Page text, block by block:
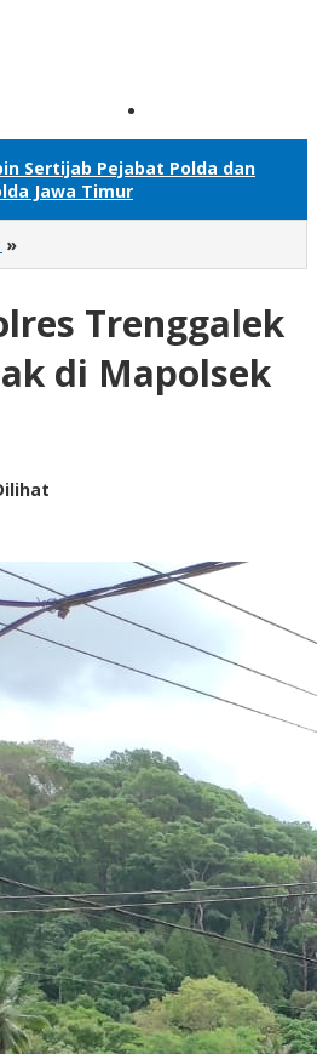
Sertijab Pejabat Polda dan
Jawa Timur
»
Polres
Lakukan
Sidak
di
Mapolsek
Trenggalek
di Mapolsek